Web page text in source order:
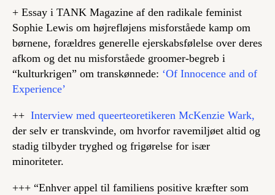
+ Essay i TANK Magazine af den radikale feminist
Sophie Lewis om højrefløjens misforståede kamp om
børnene, forældres generelle ejerskabsfølelse over deres
afkom og det nu misforståede groomer-begreb i
“kulturkrigen” om transkønnede: ‘Of Innocence and of
Experience’
++ Interview med queerteoretikeren McKenzie Wark,
der selv er transkvinde, om hvorfor ravemiljøet altid og
stadig tilbyder tryghed og frigørelse for især
minoriteter.
+++ “Enhver appel til familiens positive kræfter som